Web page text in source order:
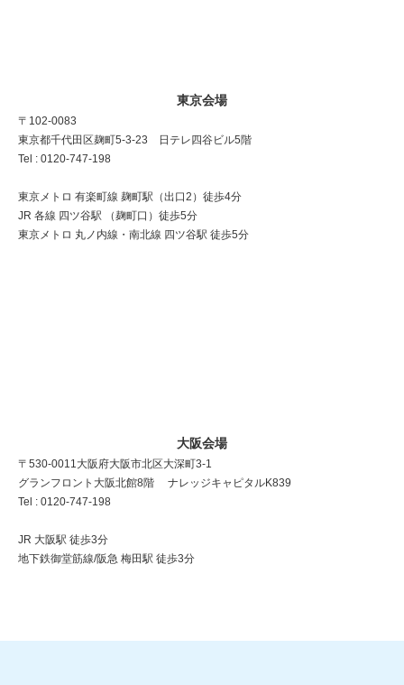
東京会場
〒102-0083
東京都千代田区麹町5-3-23 日テレ四谷ビル5階
Tel : 0120-747-198
東京メトロ 有楽町線 麹町駅（出口2）徒歩4分
JR 各線 四ツ谷駅 （麹町口）徒歩5分
東京メトロ 丸ノ内線・南北線 四ツ谷駅 徒歩5分
大阪会場
〒530-0011 大阪府大阪市北区大深町3-1
グランフロント大阪北館8階 ナレッジキャピタルK839
Tel : 0120-747-198
JR 大阪駅 徒歩3分
地下鉄御堂筋線/阪急 梅田駅 徒歩3分